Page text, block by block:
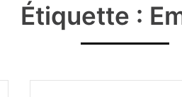
Étiquette :